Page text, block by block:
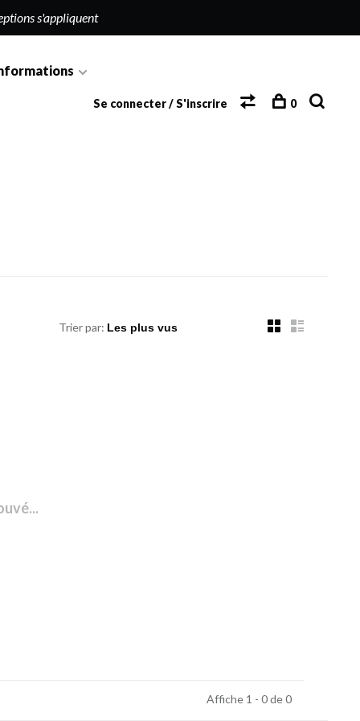
s'appliquent
Se connecter / S'inscrire 0
Trier par:
Affiche 1 - 0 de 0